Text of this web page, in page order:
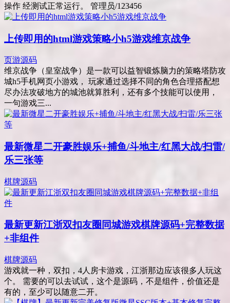
操作 经测试正常运行。 管理员/123456
上传即用的html游戏策略小h5游戏维京战争
页游源码
维京战争（皇室战争）是一款可以益智锻炼脑力的策略塔防攻
城h5手机网页小游戏， 玩家通过选择不同的角色合理搭配想
尽办法攻破地方的城池就算胜利，还有多个技能可以使用，
一句游戏三...
最新微星二开豪胜娱乐+捕鱼/斗地主/红黑大战/扫雷/
乐三张等
棋牌源码
最新更新江浙双扣友圈同城游戏棋牌源码+完整数据
+非组件
棋牌源码
游戏就一种，双扣，4人房卡游戏，江浙那边应该很多人玩这
个。 需要的可以去试试，这个是源码，不是组件，价值还是
有的，至少可以随意二开。